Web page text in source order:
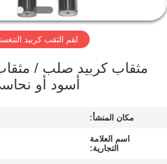
عنا
في
مراقبة
الجودة
لقم الثقب كربيد
مثقاب كربيد صلب /
أسود أو
مكان المنشأ:
اسم العلامة
التجارية: